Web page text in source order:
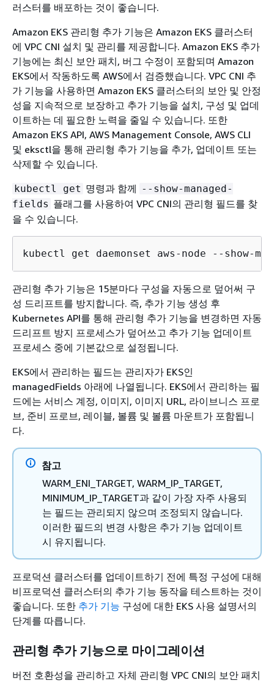
러스터를 배포하는 것이 좋습니다.
Amazon EKS 관리형 추가 기능은 Amazon EKS 클러스터
에 VPC CNI 설치 및 관리를 제공합니다. Amazon EKS 추가
기능에는 최신 보안 패치, 버그 수정이 포함되며 Amazon
EKS에서 작동하도록 AWS에서 검증했습니다. VPC CNI 추
가 기능을 사용하면 Amazon EKS 클러스터의 보안 및 안정
성을 지속적으로 보장하고 추가 기능을 설치, 구성 및 업데
이트하는 데 필요한 노력을 줄일 수 있습니다. 또한
Amazon EKS API, AWS Management Console, AWS CLI
및 eksctl을 통해 관리형 추가 기능을 추가, 업데이트 또는
삭제할 수 있습니다.
kubectl get 명령과 함께 --show-managed-
fields 플래그를 사용하여 VPC CNI의 관리형 필드를 찾
을 수 있습니다.
kubectl get daemonset aws-node --show-
관리형 추가 기능은 15분마다 구성을 자동으로 덮어써 구
성 드리프트를 방지합니다. 즉, 추가 기능 생성 후
Kubernetes API를 통해 관리형 추가 기능을 변경하면 자동
드리프트 방지 프로세스가 덮어쓰고 추가 기능 업데이트
프로세스 중에 기본값으로 설정됩니다.
EKS에서 관리하는 필드는 관리자가 EKS인
managedFields 아래에 나열됩니다. EKS에서 관리하는 필
드에는 서비스 계정, 이미지, 이미지 URL, 라이브니스 프로
브, 준비 프로브, 레이블, 볼륨 및 볼륨 마운트가 포함됩니
다.
참고
WARM_ENI_TARGET, WARM_IP_TARGET,
MINIMUM_IP_TARGET과 같이 가장 자주 사용되
는 필드는 관리되지 않으며 조정되지 않습니다.
이러한 필드의 변경 사항은 추가 기능 업데이트
시 유지됩니다.
프로덕션 클러스터를 업데이트하기 전에 특정 구성에 대해
비프로덕션 클러스터의 추가 기능 동작을 테스트하는 것이
좋습니다. 또한 추가 기능 구성에 대한 EKS 사용 설명서의
단계를 따릅니다.
관리형 추가 기능으로 마이그레이션
버전 호환성을 관리하고 자체 관리형 VPC CNI의 보안 패치